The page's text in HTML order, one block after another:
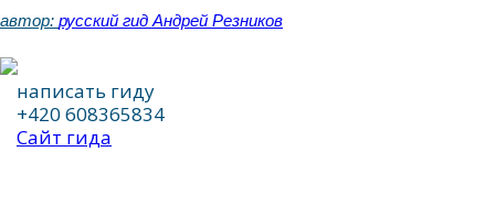
автор: русский гид Андрей Резников
написать гиду
+420 608365834
Сайт гида